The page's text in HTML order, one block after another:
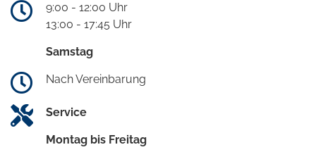
9:00 - 12:00 Uhr
13:00 - 17:45 Uhr
Samstag
Nach Vereinbarung
Service
Montag bis Freitag